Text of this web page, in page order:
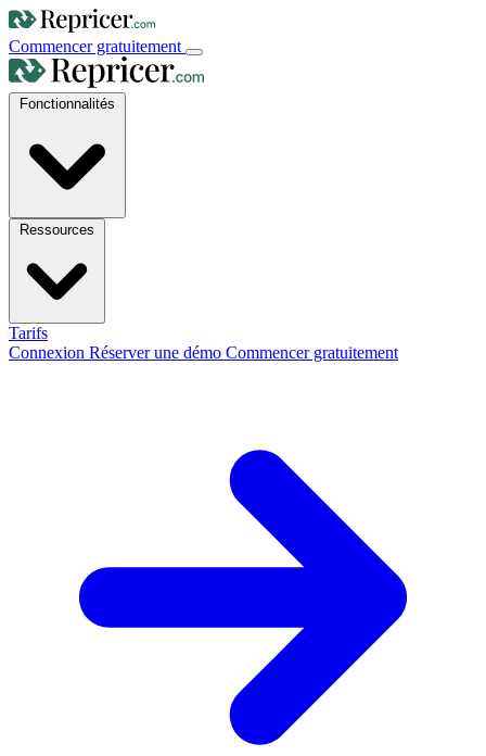
Commencer gratuitement
Tarifs
Connexion Réserver une démo Commencer gratuitement